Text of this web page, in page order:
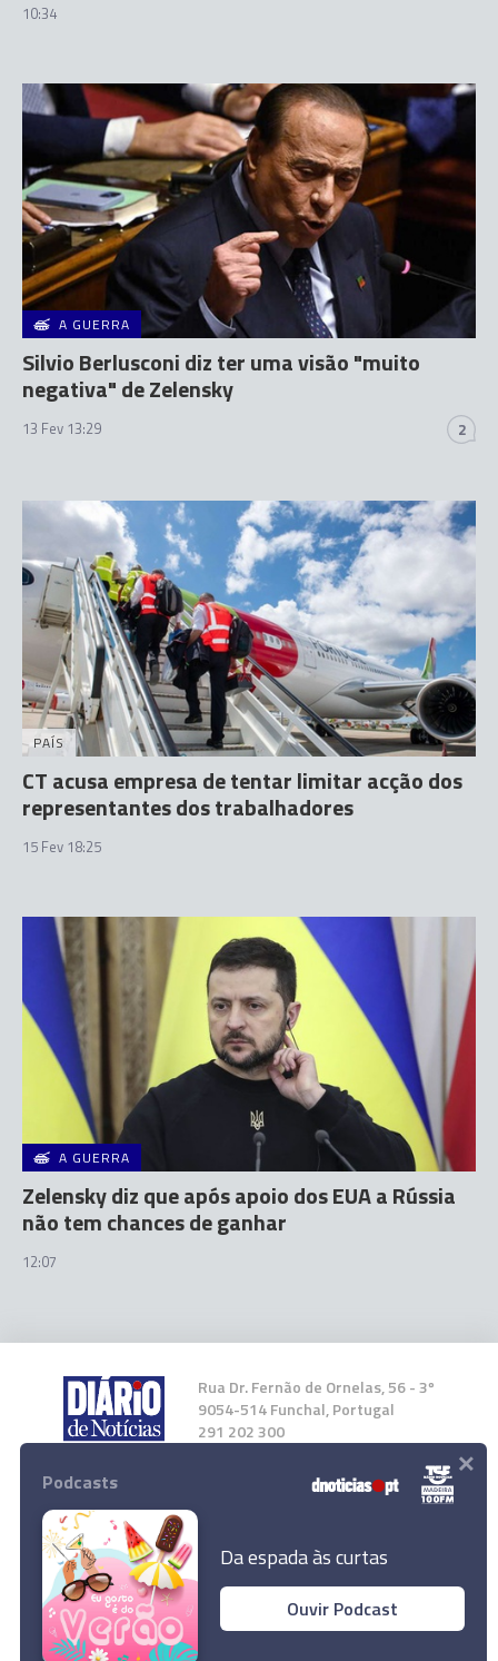
UE promete a Zelensky que também visará "os
propagandistas de Putin"
10:34
A GUERRA
Silvio Berlusconi diz ter uma visão "muito
negativa" de Zelensky
13 Fev 13:29 2
PAÍS
CT acusa empresa de tentar limitar acção dos
representantes dos trabalhadores
15 Fev 18:25
A GUERRA
Zelensky diz que após apoio dos EUA a Rússia
não tem chances de ganhar
12:07
Rua Dr. Fernão de Ornelas, 56 - 3º
9054-514 Funchal, Portugal
291 202 300
Instale a nossa App
© 2023 Empresa Diário de Notícias, Lda.
Todos os direitos reservados.
Podcasts
Da espada às curtas
Ouvir Podcast
×